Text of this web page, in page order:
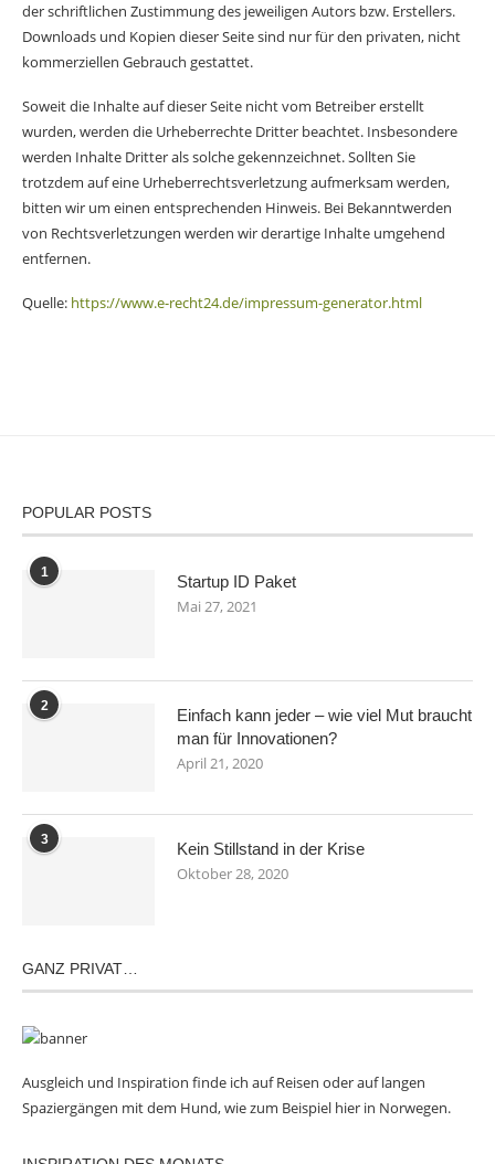
der schriftlichen Zustimmung des jeweiligen Autors bzw. Erstellers.
Downloads und Kopien dieser Seite sind nur für den privaten, nicht
kommerziellen Gebrauch gestattet.
Soweit die Inhalte auf dieser Seite nicht vom Betreiber erstellt
wurden, werden die Urheberrechte Dritter beachtet. Insbesondere
werden Inhalte Dritter als solche gekennzeichnet. Sollten Sie
trotzdem auf eine Urheberrechtsverletzung aufmerksam werden,
bitten wir um einen entsprechenden Hinweis. Bei Bekanntwerden
von Rechtsverletzungen werden wir derartige Inhalte umgehend
entfernen.
Quelle: https://www.e-recht24.de/impressum-generator.html
POPULAR POSTS
1
Startup ID Paket
Mai 27, 2021
2
Einfach kann jeder – wie viel Mut braucht
man für Innovationen?
April 21, 2020
3
Kein Stillstand in der Krise
Oktober 28, 2020
GANZ PRIVAT…
Ausgleich und Inspiration finde ich auf Reisen oder auf langen
Spaziergängen mit dem Hund, wie zum Beispiel hier in Norwegen.